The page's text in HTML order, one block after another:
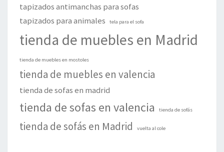
tapizados antimanchas para sofas
tapizados para animales
tela para el sofa
tienda de muebles en Madrid
tienda de muebles en mostoles
tienda de muebles en valencia
tienda de sofas en madrid
tienda de sofas en valencia tienda de sofás
tienda de sofás en Madrid vuelta al cole